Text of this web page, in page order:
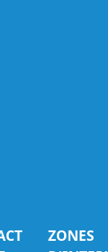
ZONES